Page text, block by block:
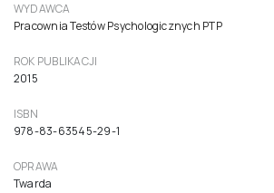
WYDAWCA
Pracownia Testów Psychologicznych PTP
ROK PUBLIKACJI
2015
ISBN
978-83-63545-29-1
OPRAWA
Twarda